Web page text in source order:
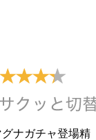
ナガチャ登場精